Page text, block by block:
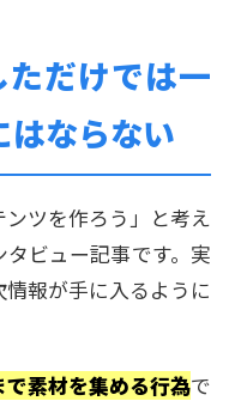
だけでは一
はならない
ツを作ろう」と考え
ビュー記事です。実
報が手に入るように
で素材を集める行為で